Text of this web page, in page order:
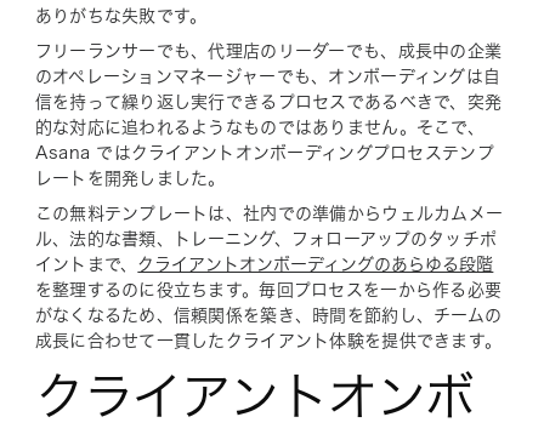
ありがちな失敗です。
フリーランサーでも、代理店のリーダーでも、成長中の企業
のオペレーションマネージャーでも、オンボーディングは自
信を持って繰り返し実行できるプロセスであるべきで、突発
的な対応に追われるようなものではありません。そこで、
Asana ではクライアントオンボーディングプロセステンプ
レートを開発しました。
この無料テンプレートは、社内での準備からウェルカムメー
ル、法的な書類、トレーニング、フォローアップのタッチポ
イントまで、 クライアントオンボーディングのあらゆる段階
を整理するのに役立ちます。毎回プロセスを一から作る必要
がなくなるため、信頼関係を築き、時間を節約し、チームの
成長に合わせて一貫したクライアント体験を提供できます。
クライアントオンボ